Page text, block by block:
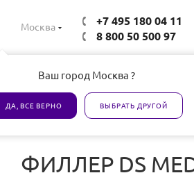
Москва
Ваш город Москва ?
ДА, ВСЕ ВЕРНО ВЫБРАТЬ ДРУГОЙ
+7 495 180 04 11
8 800 50 500 97
Все товары сертифицированы
ФИЛЛЕР DS